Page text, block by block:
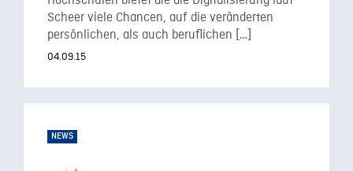
Scheer viele Chancen, auf die veränderten
persönlichen, als auch beruflichen […]
04.09.15
NEWS